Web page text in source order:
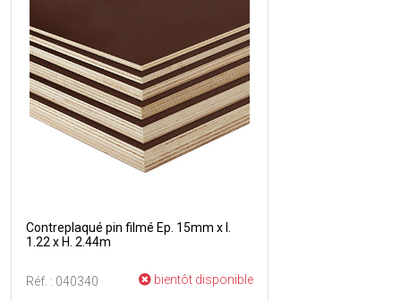
Contreplaqué pin filmé Ep. 15mm x l.
1.22 x H. 2.44m
Réf. : 040340 bientôt disponible